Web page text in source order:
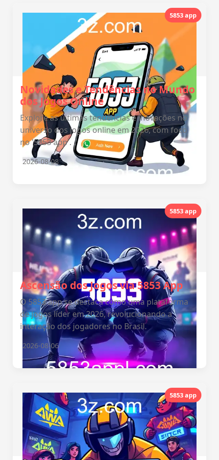
5853 app
Novidades e Tendências no Mundo
dos Jogos Online
Explore as últimas tendências e inovações no
universo dos jogos online em 2026, com foco
no '5853 app'.
2026-08-08
5853 app
Ascensão dos Jogos via 5853 App
O 5853 app se destaca como uma plataforma
de jogos líder em 2026, revolucionando a
interação dos jogadores no Brasil.
2026-08-06
5853 app